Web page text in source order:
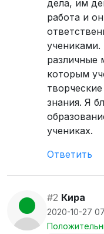
дела, им
работа и
различные
которым
знания. Я
учениках.
Ответить
#2 Кира
2020-10-27